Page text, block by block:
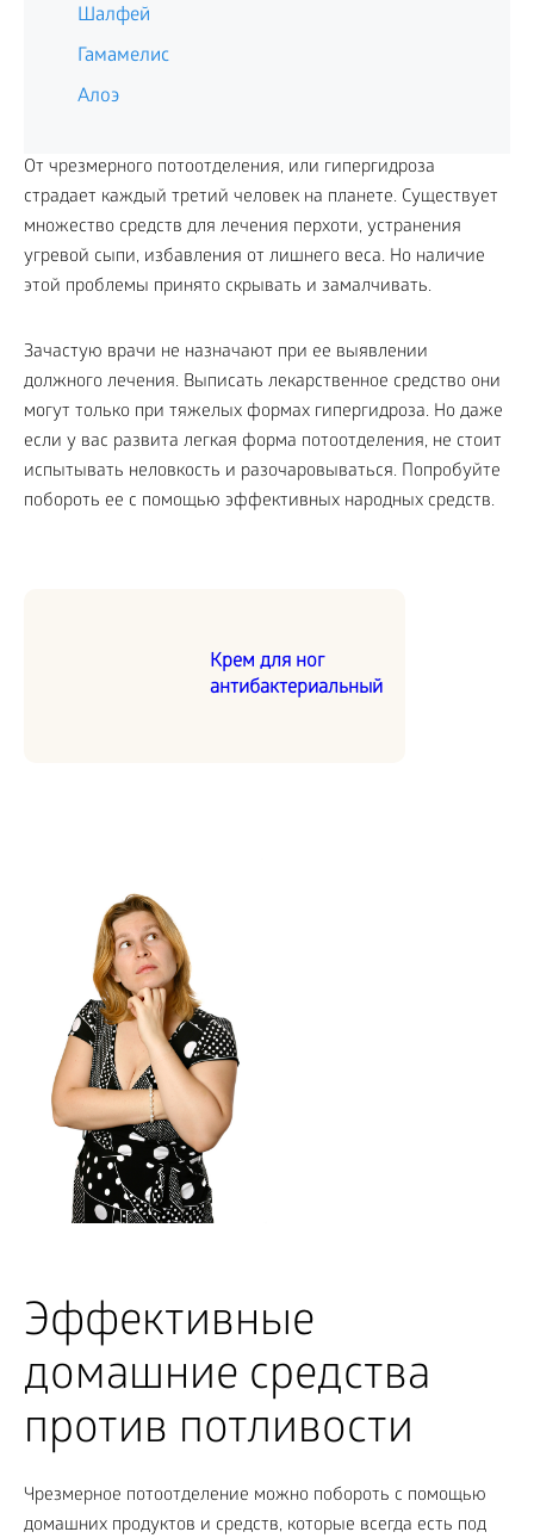
Шалфей
Гамамелис
Алоэ
От чрезмерного потоотделения, или гипергидроза
страдает каждый третий человек на планете. Существует
множество средств для лечения перхоти, устранения
угревой сыпи, избавления от лишнего веса. Но наличие
этой проблемы принято скрывать и замалчивать.
Зачастую врачи не назначают при ее выявлении
должного лечения. Выписать лекарственное средство они
могут только при тяжелых формах гипергидроза. Но даже
если у вас развита легкая форма потоотделения, не стоит
испытывать неловкость и разочаровываться. Попробуйте
побороть ее с помощью эффективных народных средств.
Крем для ног
антибактериальный
Эффективные
домашние средства
против потливости
Чрезмерное потоотделение можно побороть с помощью
домашних продуктов и средств, которые всегда есть под